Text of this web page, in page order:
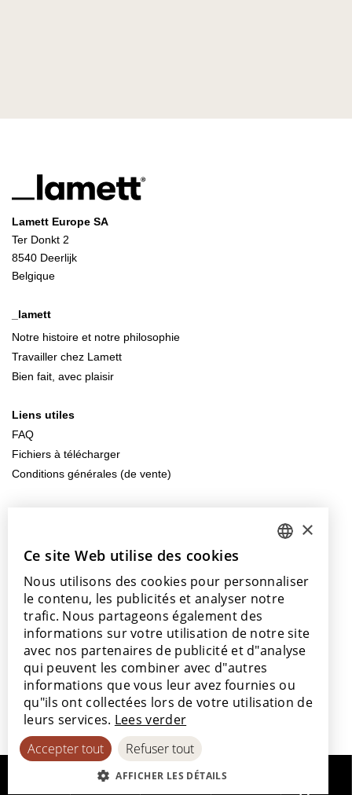
Lamett Europe SA
Ter Donkt 2
8540 Deerlijk
Belgique
_lamett
Notre histoire et notre philosophie
Travailler chez Lamett
Bien fait, avec plaisir
Liens utiles
FAQ
Fichiers à télécharger
Conditions générales (de vente)
+32 56 77 45 15
Venez nous rendre visite
Nos points de vente
Avec le soutien de
ENGLISH
FRENCH
SPANISH
×
Ce site Web utilise des cookies
Nous utilisons des cookies pour personnaliser
le contenu, les publicités et analyser notre
trafic. Nous partageons également des
informations sur votre utilisation de notre site
avec nos partenaires de publicité et d"analyse
qui peuvent les combiner avec d"autres
informations que vous leur avez fournies ou
qu"ils ont collectées lors de votre utilisation de
leurs services. Lees verder
Accepter tout
Refuser tout
AFFICHER LES DÉTAILS